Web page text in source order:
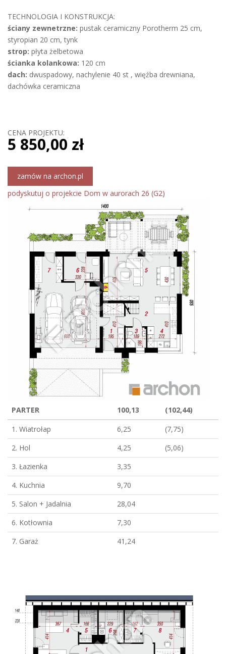
TECHNOLOGIA I KONSTRUKCJA:
ściany zewnetrzne: pustak ceramiczny Porotherm 25 cm,
styropian 20 cm, tynk
strop: płyta żelbetowa
ścianka kolankowa: 120 cm
dach: dwuspadowy, nachylenie 40 st , więźba drewniana,
dachówka ceramiczna
CENA PROJEKTU:
5 850,00 zł
zamów na archon.pl
podyskutuj o projekcie Dom w aurorach 26 (G2)
PARTER 100,13
(102,44)
1. Wiatrołap
6,25
(7,75)
2. Hol
4,25
(5,06)
3. Łazienka
3,35
4. Kuchnia
9,70
5. Salon + Jadalnia
28,04
6. Kotłownia
7,30
7. Garaż
41,24